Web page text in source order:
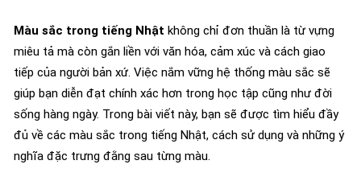
Màu sắc trong tiếng Nhật không chỉ đơn thuần là từ vựng
miêu tả mà còn gắn liền với văn hóa, cảm xúc và cách giao
tiếp của người bản xứ. Việc nắm vững hệ thống màu sắc sẽ
giúp bạn diễn đạt chính xác hơn trong học tập cũng như đời
sống hàng ngày. Trong bài viết này, bạn sẽ được tìm hiểu đầy
đủ về các màu sắc trong tiếng Nhật, cách sử dụng và những ý
nghĩa đặc trưng đằng sau từng màu.